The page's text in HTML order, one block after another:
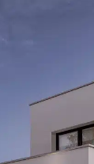
SgOreneta